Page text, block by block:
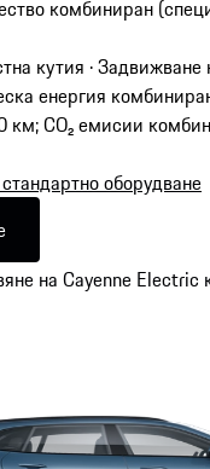
комбиниран
кутия · Задвижване
енергия
CO₂ емисии
оборудване
на Cayenne Electric